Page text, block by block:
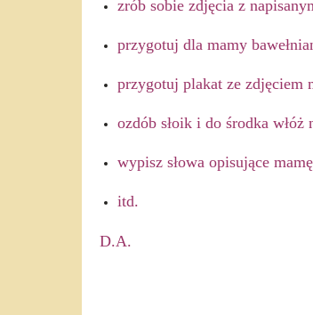
zrób sobie zdjęcia z
przygotuj dla mamy
przygotuj plakat ze zdjęciem
ozdób słoik i do środka
wypisz słowa opisujące
itd.
D.A.